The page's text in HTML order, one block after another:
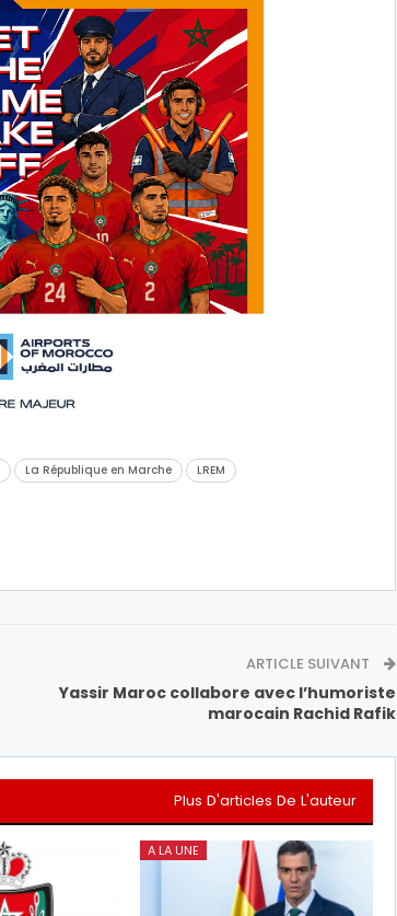
La République en Marche
LREM
ARTICLE SUIVANT
Yassir Maroc collabore avec l’humoriste
marocain Rachid Rafik
Plus D'articles De L'auteur
A LA UNE